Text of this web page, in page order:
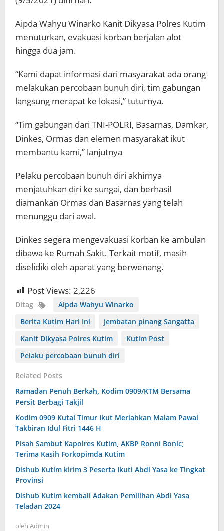
Aipda Wahyu Winarko Kanit Dikyasa Polres Kutim
menuturkan, evakuasi korban berjalan alot
hingga dua jam.
“Kami dapat informasi dari masyarakat ada orang
melakukan percobaan bunuh diri, tim gabungan
langsung merapat ke lokasi,” tuturnya.
“Tim gabungan dari TNI-POLRI, Basarnas, Damkar,
Dinkes, Ormas dan elemen masyarakat ikut
membantu kami,” lanjutnya
Pelaku percobaan bunuh diri akhirnya
menjatuhkan diri ke sungai, dan berhasil
diamankan Ormas dan Basarnas yang telah
menunggu dari awal.
Dinkes segera mengevakuasi korban ke ambulan
dibawa ke Rumah Sakit. Terkait motif, masih
diselidiki oleh aparat yang berwenang.
Post Views: 2,226
Ditag
Aipda Wahyu Winarko
Berita Kutim Hari Ini
Jembatan pinang Sangatta
Kanit Dikyasa Polres Kutim
Kutim Post
Pelaku percobaan bunuh diri
Related Posts
Ramadan Penuh Berkah, Kodim 0909/KTM Bersama
Persit Berbagi Takjil
Kodim 0909 Kutai Timur Ikut Meriahkan Malam Pawai
Takbiran Idul Fitri 1446 H
Pisah Sambut Kapolres Kutim, AKBP Ronni Bonic;
Terima Kasih Forkopimda Kutim
Dishub Kutim kirim 3 Peserta Ikuti Abdi Yasa ke Tingkat
Provinsi
Dishub Kutim kembali Adakan Pemilihan Abdi Yasa
Teladan 2024
oleh Admin